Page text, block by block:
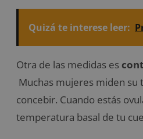
Quizá te interese leer:
Otra de las medidas es
Muchas mujeres miden su
concebir. Cuando estás
temperatura basal de tu